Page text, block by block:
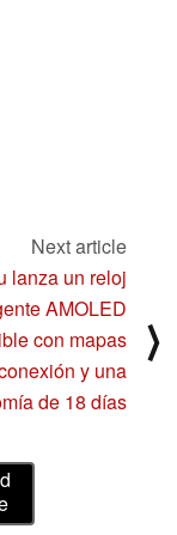
Next article
lanza un reloj
AMOLED
con mapas
y una
de 18 días
⟩